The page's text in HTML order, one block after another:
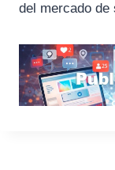
del mercado de